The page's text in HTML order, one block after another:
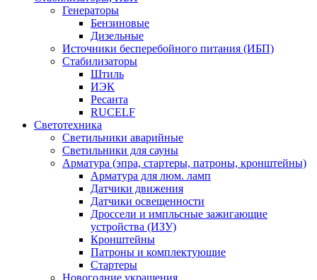
Генераторы
Бензиновые
Дизельные
Источники бесперебойного питания (ИБП)
Стабилизаторы
Штиль
ИЭК
Ресанта
RUCELF
Светотехника
Светильники аварийные
Светильники для сауны
Арматура (эпра, стартеры, патроны, кронштейны)
Арматура для люм. ламп
Датчики движения
Датчики освещенности
Дроссели и импльсные зажигающие
устройства (ИЗУ)
Кронштейны
Патроны и комплектующие
Стартеры
Новогодние украшения